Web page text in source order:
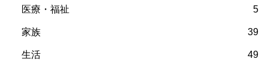
医療・福祉 5
家族 39
生活 49